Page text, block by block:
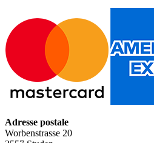
Adresse postale
Worbenstrasse 20